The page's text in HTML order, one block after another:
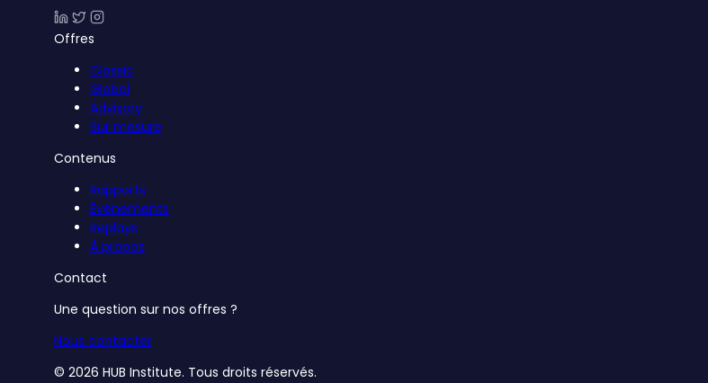
Offres
Classic
Global
Advisory
Sur mesure
Contenus
Rapports
Événements
Replays
À propos
Contact
Une question sur nos offres ?
Nous contacter
© 2026 HUB Institute. Tous droits réservés.